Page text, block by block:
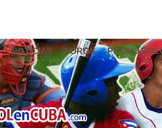
NOTICIAS FOROS